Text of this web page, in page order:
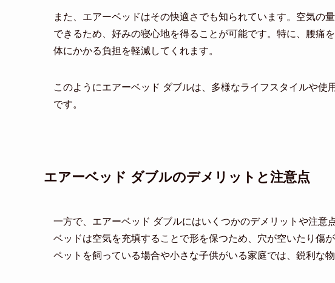
また、エアーベッドはその快適さでも知られています。空気の
できるため、好みの寝心地を得ることが可能です。特に、腰痛
体にかかる負担を軽減してくれます。
このようにエアーベッド ダブルは、多様なライフスタイルや使
です。
エアーベッド ダブルのデメリットと注意点
一方で、エアーベッド ダブルにはいくつかのデメリットや注意
ベッドは空気を充填することで形を保つため、穴が空いたり傷
ペットを飼っている場合や小さな子供がいる家庭では、鋭利な